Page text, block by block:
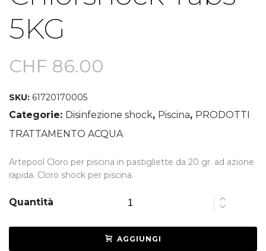
5KG
CHF 86.00
SKU: 61720170005
Categorie: Disinfezione shock, Piscina, PRODOTTI
TRATTAMENTO ACQUA
Artepool Cloro per piscina in pastigliette da 20 gr. ad azione
rapida. Cloro shock per piscina.
Quantità
AGGIUNGI